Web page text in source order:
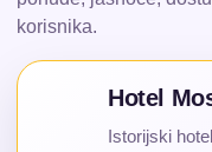
korisnika.
Hotel
Istorijski